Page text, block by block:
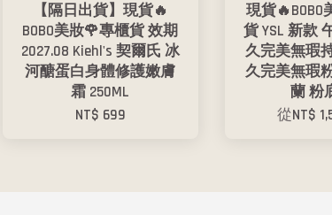
【隔日出貨】現貨🔥
BOBO美妝🌹專櫃貨 效期
2027.08 Kiehl's 契爾氏 冰
河醣蛋白身體修護嫩膚
霜 250ML
NT$ 699
現貨
貨 YSL 新款
久完美無瑕
久完美無瑕
蘭 粉
從NT$